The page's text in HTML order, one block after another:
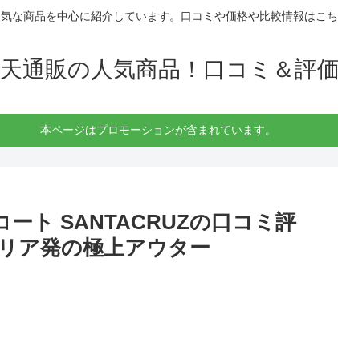
な商品を中心に紹介しています。口コミや価格や比較情報はこ
通販の人気商品！口コミ＆評
本ページはプロモーションが含まれています。
ート SANTACRUZの口コミ評
ア発の極上アウター